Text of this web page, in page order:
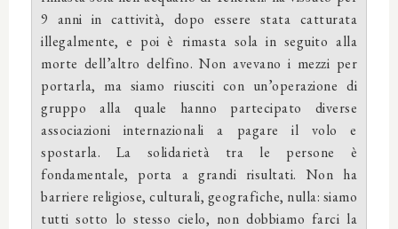
9 anni in cattività, dopo essere stata catturata
illegalmente, e poi è rimasta sola in seguito alla
morte dell’altro delfino. Non avevano i mezzi per
portarla, ma siamo riusciti con un’operazione di
gruppo alla quale hanno partecipato diverse
associazioni internazionali a pagare il volo e
spostarla. La solidarietà tra le persone è
fondamentale, porta a grandi risultati. Non ha
barriere religiose, culturali, geografiche, nulla: siamo
tutti sotto lo stesso cielo, non dobbiamo farci la